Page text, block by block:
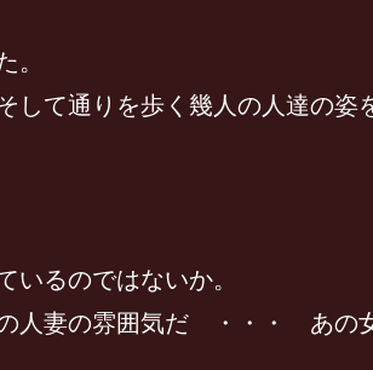
。
て通りを歩く幾人の人達の姿
るのではないか。
妻の雰囲気だ ・・・ あの女